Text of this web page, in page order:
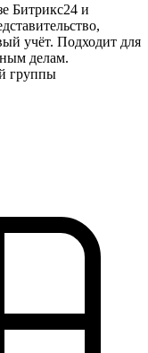
Битрикс24 и
учёт. Подходит для
делам.
группы